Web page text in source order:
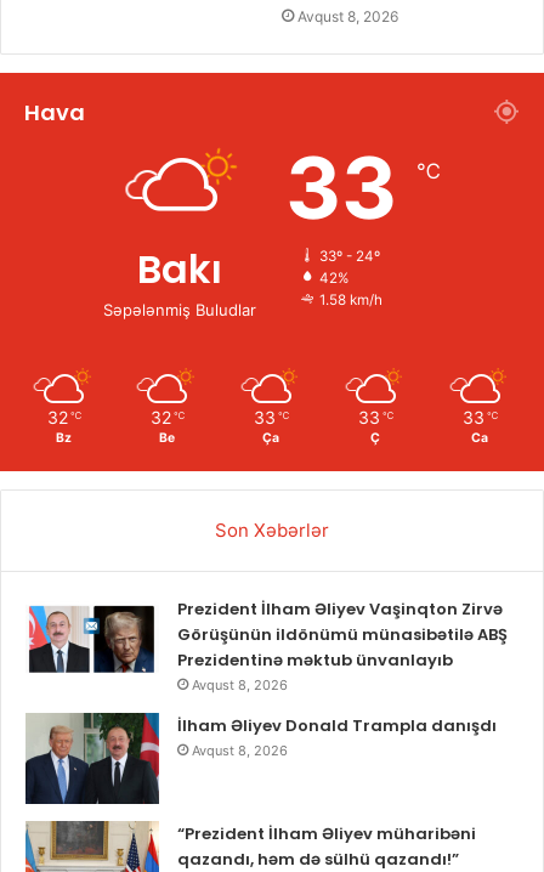
Avqust 8, 2026
Hava
Bakı
Səpələnmiş Buludlar
33 ℃
33º - 24º
42%
1.58 km/h
32 ℃
Bz
32 ℃
Be
33 ℃
Ça
33 ℃
Ç
33 ℃
Ca
Son Xəbərlər
Prezident İlham Əliyev Vaşinqton Zirvə
Görüşünün ildönümü münasibətilə ABŞ
Prezidentinə məktub ünvanlayıb
Avqust 8, 2026
İlham Əliyev Donald Trampla danışdı
Avqust 8, 2026
“Prezident İlham Əliyev müharibəni
qazandı, həm də sülhü qazandı!”